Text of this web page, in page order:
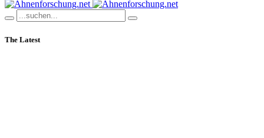
The Latest